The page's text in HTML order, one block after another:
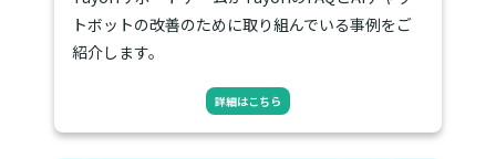
トボットの改善のために取り組んでいる事例をご
紹介します。
詳細はこちら